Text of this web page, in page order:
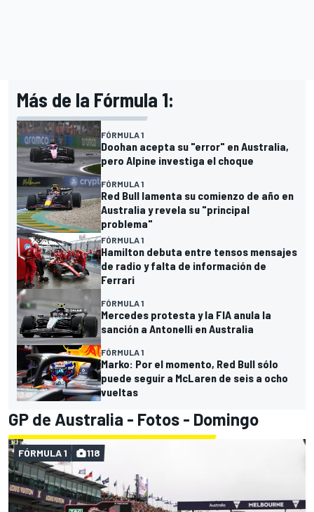
Más de la Fórmula 1:
FÓRMULA 1
Doohan acepta su "error" en Australia,
pero Alpine investiga el choque
FÓRMULA 1
Red Bull lamenta su comienzo de año en
Australia y revela su "principal
problema"
FÓRMULA 1
Hamilton debuta entre tensos mensajes
de radio y falta de información de
Ferrari
FÓRMULA 1
Mercedes protesta y la FIA anula la
sanción a Antonelli en Australia
FÓRMULA 1
Marko: Por el momento, Red Bull sólo
puede seguir a McLaren de seis a ocho
vueltas
GP de Australia - Fotos - Domingo
FÓRMULA 1 118